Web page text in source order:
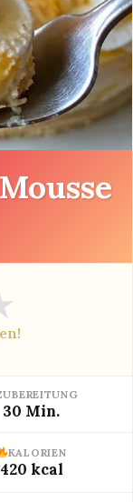
30 Min.
KALORIEN
420 kcal